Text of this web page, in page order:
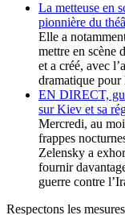
La metteuse en
pionnière du
Elle a
mettre en scène
et a créé, avec
dramatique pour
EN DIRECT,
sur Kiev et sa
Mercredi, au
frappes
Zelensky a
fournir
guerre contre
Respectons les